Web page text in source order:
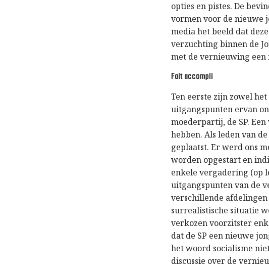
opties en pistes. De
vormen voor de nieuwe
media het beeld dat
verzuchting binnen de
met de vernieuwing
Fait accompli
Ten eerste zijn zowel
uitgangspunten ervan
moederpartij, de SP.
hebben. Als leden van
geplaatst. Er werd ons
worden opgestart en
enkele vergadering (op
uitgangspunten van de
verschillende
surrealistische situatie
verkozen voorzitster
dat de SP een nieuwe
het woord socialisme
discussie over de